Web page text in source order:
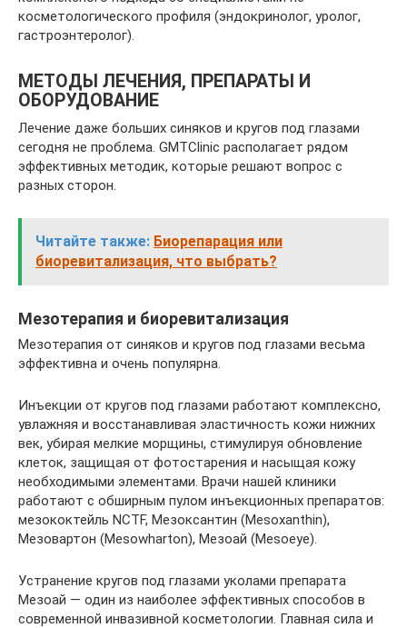
косметологического профиля (эндокринолог, уролог,
гастроэнтеролог).
МЕТОДЫ ЛЕЧЕНИЯ, ПРЕПАРАТЫ И
ОБОРУДОВАНИЕ
Лечение даже больших синяков и кругов под глазами
сегодня не проблема. GMTClinic располагает рядом
эффективных методик, которые решают вопрос с
разных сторон.
Читайте также: Биорепарация или
биоревитализация, что выбрать?
Мезотерапия и биоревитализация
Мезотерапия от синяков и кругов под глазами весьма
эффективна и очень популярна.
Инъекции от кругов под глазами работают комплексно,
увлажняя и восстанавливая эластичность кожи нижних
век, убирая мелкие морщины, стимулируя обновление
клеток, защищая от фотостарения и насыщая кожу
необходимыми элементами. Врачи нашей клиники
работают с обширным пулом инъекционных препаратов:
мезококтейль NCTF, Мезоксантин (Mesoxanthin),
Мезовартон (Mesowharton), Мезоай (Mesoeye).
Устранение кругов под глазами уколами препарата
Мезоай — один из наиболее эффективных способов в
современной инвазивной косметологии. Главная сила и